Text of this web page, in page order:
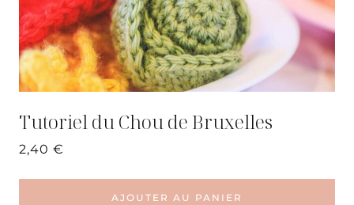
Tutoriel du Chou de Bruxelles
2,40 €
AJOUTER AU PANIER